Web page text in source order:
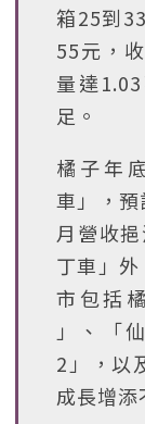
箱25到
55元，
量達
足。
橘子年
車」，
月營收
丁車」
市包括
」、「
2」，以
成長增添